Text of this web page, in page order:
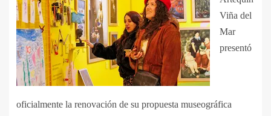
Viña del
Mar
presentó
oficialmente la renovación de su propuesta museográfica